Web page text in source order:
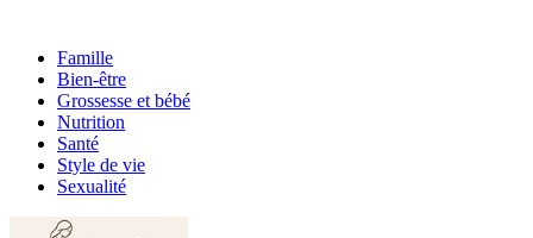
Famille
Bien-être
Grossesse et bébé
Nutrition
Santé
Style de vie
Sexualité